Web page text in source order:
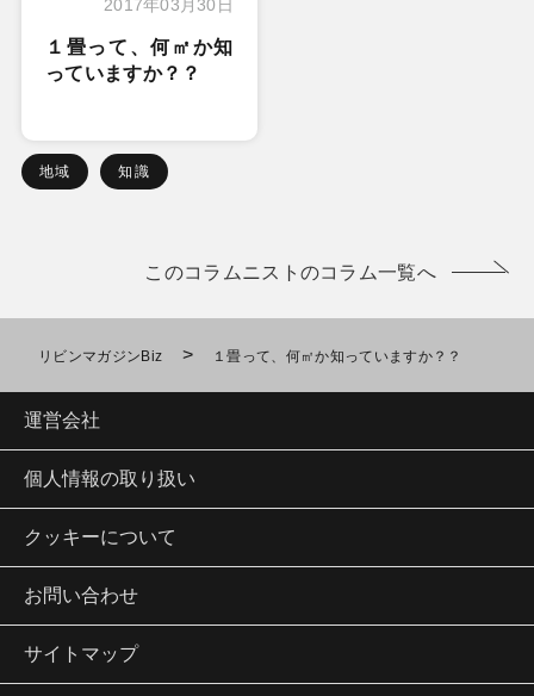
2017年03月30日
１畳って、何㎡か知
っていますか？？
地域 知識
このコラムニストのコラム一覧へ
リビンマガジンBiz > １畳って、何㎡か知っていますか？？
運営会社
個人情報の取り扱い
クッキーについて
お問い合わせ
サイトマップ